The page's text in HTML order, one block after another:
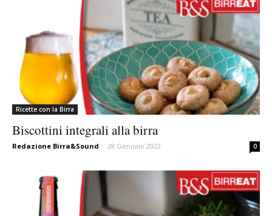
Ricette con la Birra
Biscottini integrali alla birra
Redazione Birra&Sound - 28 Gennaio 2022 0